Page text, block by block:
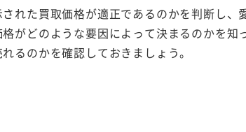
れた買取価格が適正であるのかを判断し、
がどのような要因によって決まるのかを知
るのかを確認しておきましょう。